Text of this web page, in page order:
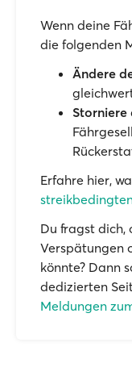
Wenn deine
die folgenden
Ändere
Storniere
Erfahre hier,
Du fragst dich,
Verspätungen
könnte? Dann
dedizierten
Meldungen